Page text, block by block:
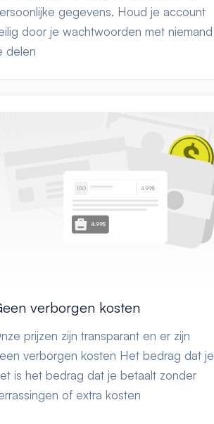
gegevens. Houd je account
door je wachtwoorden met niemand
delen
verborgen kosten
prijzen zijn transparant en er zijn
verborgen kosten Het bedrag dat je
is het bedrag dat je betaalt zonder
of extra kosten